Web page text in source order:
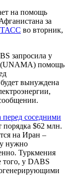
на помощь
за
ТАСС во вторник,
запросила у
помощь
вынуждена
перед соседними
порядка $62 млн.
на Иран –
нужно
Туркмения
того, у DABS